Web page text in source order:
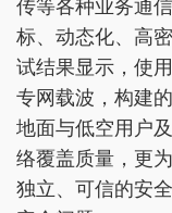
传等各种业务通
标、动态化、高
试结果显示，使
专网载波，构建
地面与低空用户
络覆盖质量，更
独立、可信的安